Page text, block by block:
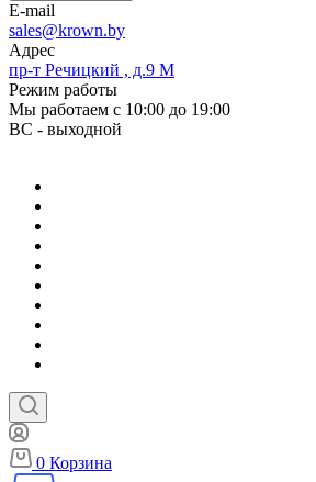
E-mail
sales@krown.by
Адрес
пр-т Речицкий , д.9 М
Режим работы
Мы работаем с 10:00 до 19:00
ВС - выходной
0 Корзина